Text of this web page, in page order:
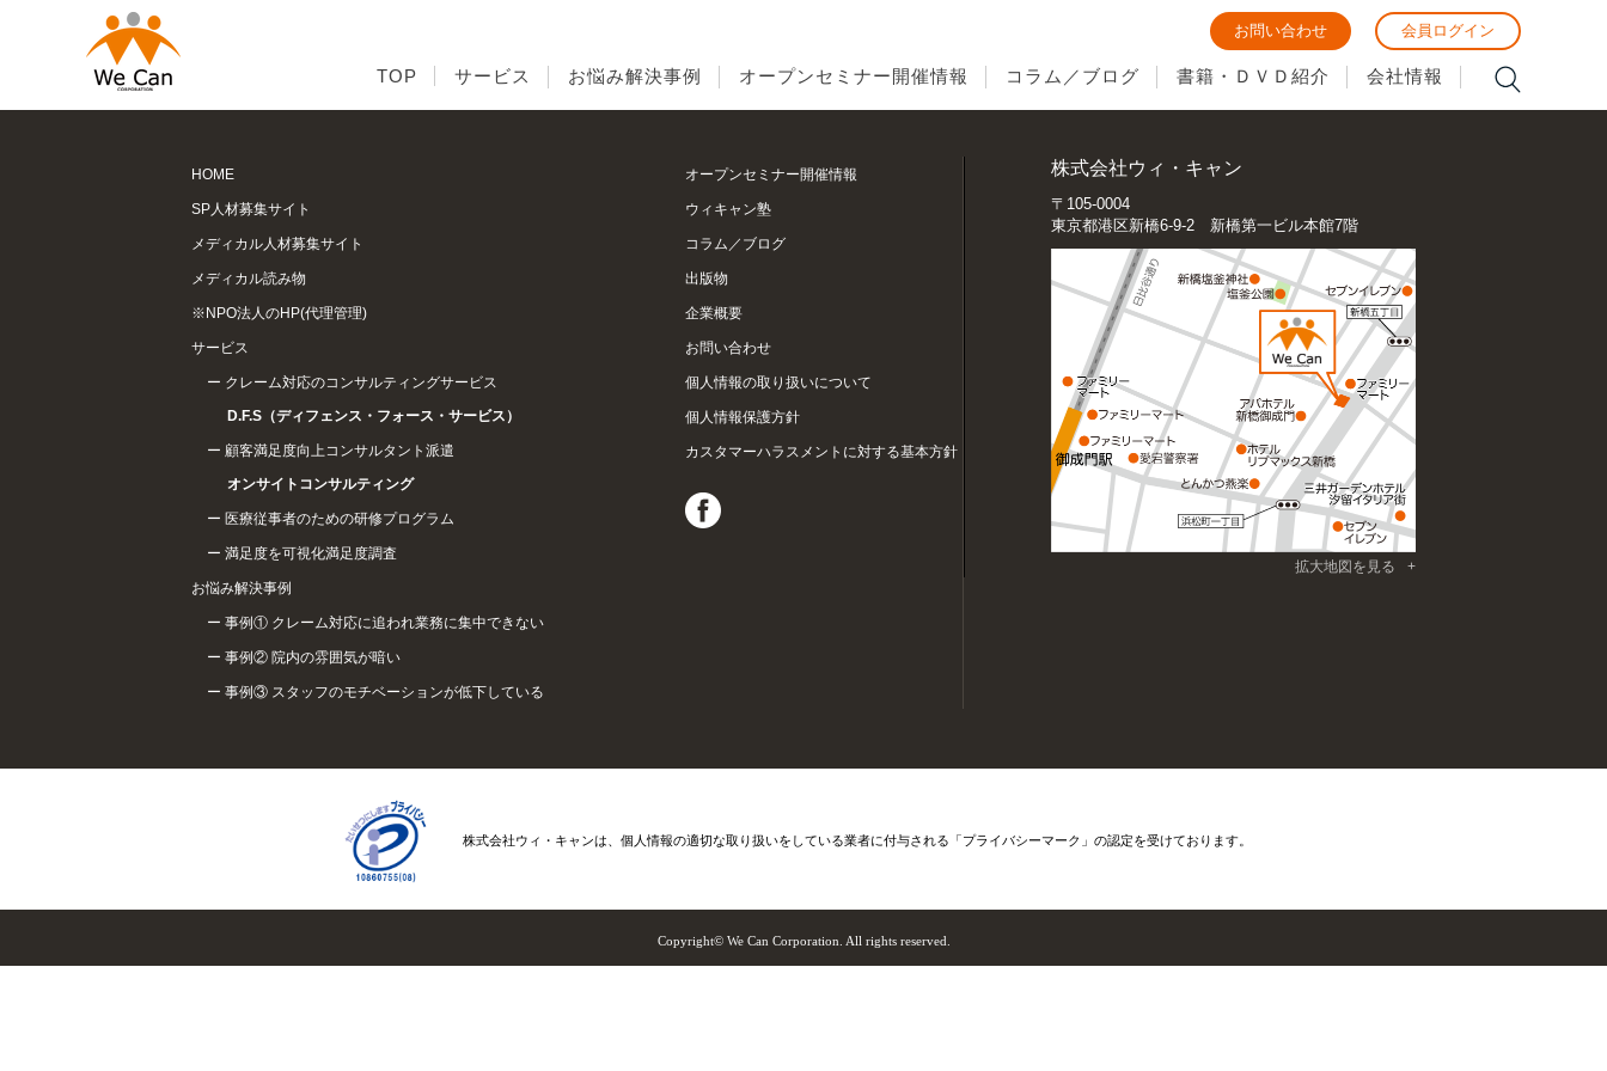
会員ログイン
お問い合わせ
TOP サービス お悩み解決事例 オープンセミナー開催情報 コラム／ブログ 書籍・ＤＶＤ紹介 会社情報
会員ログイン
お問い合わせ
TOP サービス お悩み解決事例 オープンセミナー開催情報 コラム／ブログ 書籍・ＤＶＤ紹介 会社情報
表示する記事がありません。
HOME
SP人材募集サイト
メディカル人材募集サイト
メディカル読み物
※NPO法人のHP(代理管理)
サービス
クレーム対応のコンサルティングサービス
D.F.S（ディフェンス・フォース・サービス）
顧客満足度向上コンサルタント派遣
オンサイトコンサルティング
医療従事者のための研修プログラム
満足度を可視化満足度調査
お悩み解決事例
事例① クレーム対応に追われ業務に集中できない
事例② 院内の雰囲気が暗い
事例③ スタッフのモチベーションが低下している
オープンセミナー開催情報
ウィキャン塾
コラム／ブログ
出版物
企業概要
お問い合わせ
個人情報の取り扱いについて
個人情報保護方針
カスタマーハラスメントに対する基本方針
株式会社ウィ・キャン
〒105-0004
東京都港区新橋6-9-2 新橋第一ビル本館7階
拡大地図を見る
株式会社ウィ・キャンは、個人情報の適切な取り扱いをしている業者に付与される「プライバシーマーク」の認定を受けております。
Copyright© We Can Corporation. All rights reserved.